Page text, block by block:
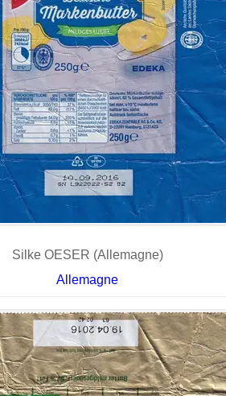
Silke OESER (Allemagne)
Allemagne